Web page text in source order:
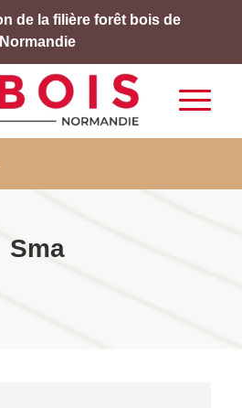
de la filière forêt bois de
Normandie
Sma